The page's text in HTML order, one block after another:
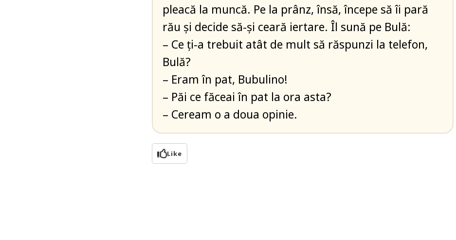
pleacă la muncă. Pe la prânz, însă, începe să îi pară
rău și decide să-și ceară iertare. Îl sună pe Bulă:
– Ce ți-a trebuit atât de mult să răspunzi la telefon,
Bulă?
– Eram în pat, Bubulino!
– Păi ce făceai în pat la ora asta?
– Ceream o a doua opinie.
Like